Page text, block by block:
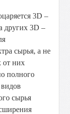
3D –
других 3D –
сырья, а не
от них
полного
сырья